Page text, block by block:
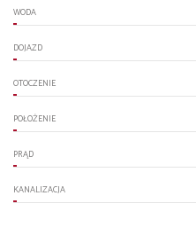
WODA
DOJAZD
OTOCZENIE
POŁOŻENIE
PRĄD
KANALIZACJA